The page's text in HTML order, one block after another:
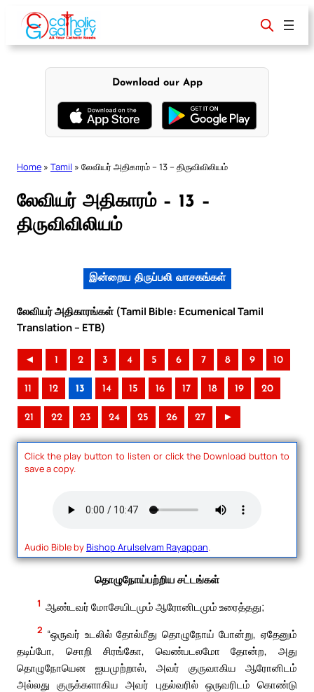
content
Download our App
Home » Tamil » லேவியர் அதிகாரம் – 13 – திருவிவிலியம்
லேவியர் அதிகாரம் – 13 –
திருவிவிலியம்
இன்றைய திருப்பலி வாசகங்கள்
லேவியர் அதிகாரங்கள் (Tamil Bible: Ecumenical Tamil
Translation – ETB)
◄ 1 2 3 4 5 6 7 8 9 10
11 12 13 14 15 16 17 18 19 20
21 22 23 24 25 26 27 ►
Click the play button to listen or click the Download button to
save a copy.
Audio Bible byBishop Arulselvam Rayappan.
தொழுநோய்பற்றிய சட்டங்கள்
1 ஆண்டவர் மோசேயிடமும் ஆரோனிடமும் உரைத்தது;
2 “ஒருவர் உடலில் தோல்மீது தொழுநோய் போன்று, ஏதேனும்
தடிப்போ, சொறி சிரங்கோ, வெண்படலமோ தோன்ற, அது
தொழுநோயென ஐயமுற்றால், அவர் குருவாகிய ஆரோனிடம்
அல்லது குருக்களாகிய அவர் புதல்வரில் ஒருவரிடம் கொண்டு